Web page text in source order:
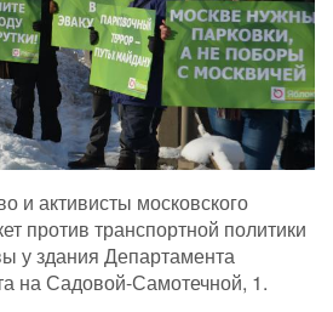
и активисты московского
против транспортной политики
у здания Департамента
на Садовой-Самотечной, 1.